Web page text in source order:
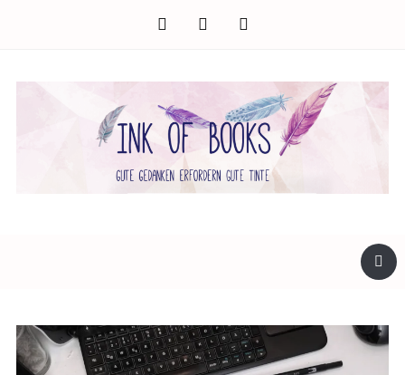
facebook twitter instagram